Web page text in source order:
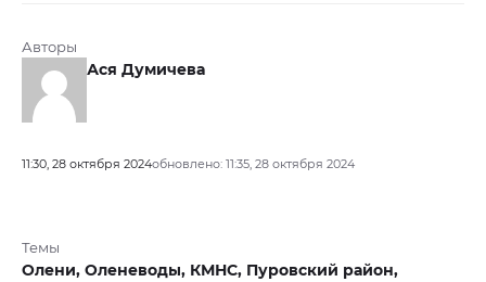
Авторы
Ася Думичева
11:30, 28 октября 2024обновлено: 11:35, 28 октября 2024
Темы
Олени, Оленеводы, КМНС, Пуровский район,